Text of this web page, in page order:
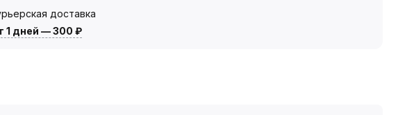
доставка
1 дней —300 ₽